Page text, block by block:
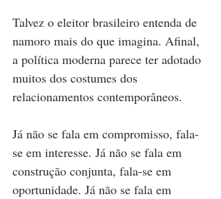
Talvez o eleitor brasileiro entenda de
namoro mais do que imagina. Afinal,
a política moderna parece ter adotado
muitos dos costumes dos
relacionamentos contemporâneos.
Já não se fala em compromisso, fala-
se em interesse. Já não se fala em
construção conjunta, fala-se em
oportunidade. Já não se fala em